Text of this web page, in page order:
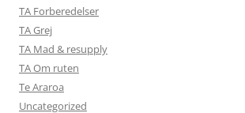
TA Forberedelser
TA Grej
TA Mad & resupply
TA Om ruten
Te Araroa
Uncategorized